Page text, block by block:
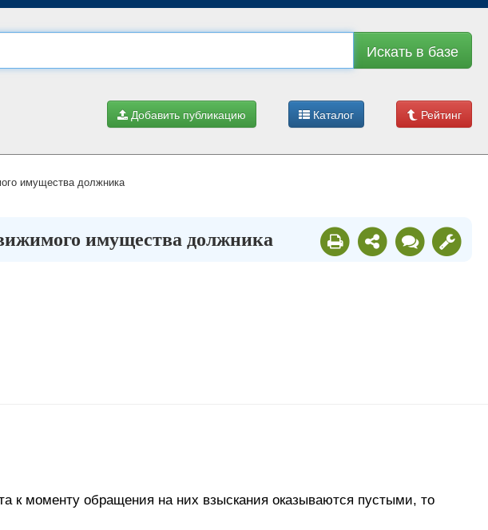
Искать в базе
Рейтинг
Каталог
Добавить публикацию
имущества должника
имущества должника
к моменту обращения на них взыскания оказываются пустыми, то